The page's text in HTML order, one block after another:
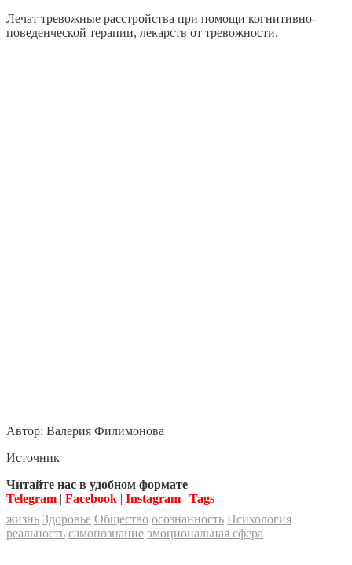
Лечат тревожные расстройства при помощи когнитивно-
поведенческой терапии, лекарств от тревожности.
Автор: Валерия Филимонова
Источник
Читайте нас в удобном формате
Telegram | Facebook | Instagram | Tags
жизнь Здоровье Общество осознанность Психология
реальность самопознание эмоциональная сфера